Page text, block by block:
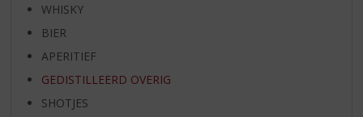
WHISKY
BIER
APERITIEF
GEDISTILLEERD OVERIG
SHOTJES